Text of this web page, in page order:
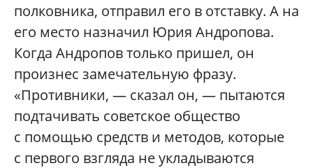
полковника, отправил его в отставку. А на
его место назначил Юрия Андропова.
Когда Андропов только пришел, он
произнес замечательную фразу.
«Противники, — сказал он, — пытаются
подтачивать советское общество
с помощью средств и методов, которые
с первого взгляда не укладываются